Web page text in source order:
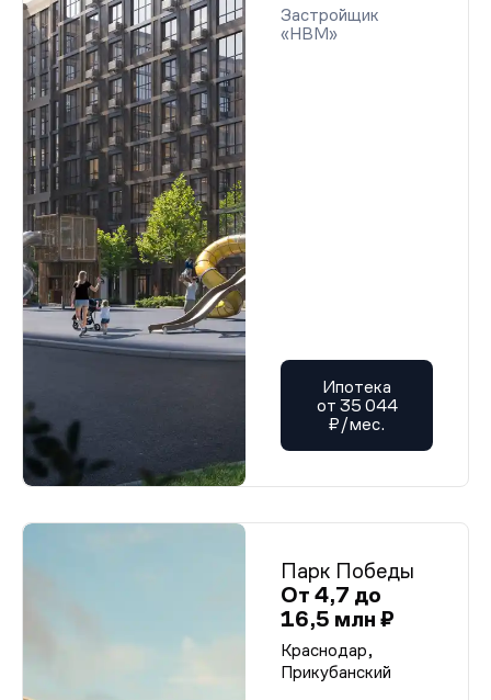
Застройщик
«НВМ»
Ипотека
от 35 044
₽/мес.
Парк Победы
От 4,7 до
16,5 млн ₽
Краснодар,
Прикубанский